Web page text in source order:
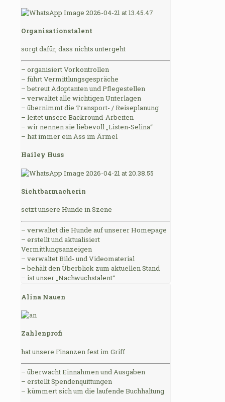
Organisationstalent
sorgt dafür, dass nichts untergeht
– organisiert Vorkontrollen
– führt Vermittlungsgespräche
– betreut Adoptanten und Pflegestellen
– verwaltet alle wichtigen Unterlagen
– übernimmt die Transport- / Reiseplanung
– leitet unsere Backround-Arbeiten
– wir nennen sie liebevoll „Listen-Selina“
– hat immer ein Ass im Ärmel
Hailey Huss
Sichtbarmacherin
setzt unsere Hunde in Szene
– verwaltet die Hunde auf unserer Homepage
– erstellt und aktualisiert
Vermittlungsanzeigen
– verwaltet Bild- und Videomaterial
– behält den Überblick zum aktuellen Stand
– ist unser „Nachwuchstalent“
Alina Nauen
Zahlenprofi
hat unsere Finanzen fest im Griff
– überwacht Einnahmen und Ausgaben
– erstellt Spendenquittungen
– kümmert sich um die laufende Buchhaltung